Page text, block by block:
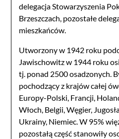
delegacja Stowarzyszenia
Brzeszczach, pozostałe
mieszkańców.
Utworzony w 1942 roku
Jawischowitz w 1944 roku
tj. ponad 2500 osadzonych.
pochodzący z krajów całej
Europy-Polski, Francji,
Włoch, Belgii, Węgier,
Ukrainy, Niemiec. W 95%
pozostałą część stanowiły